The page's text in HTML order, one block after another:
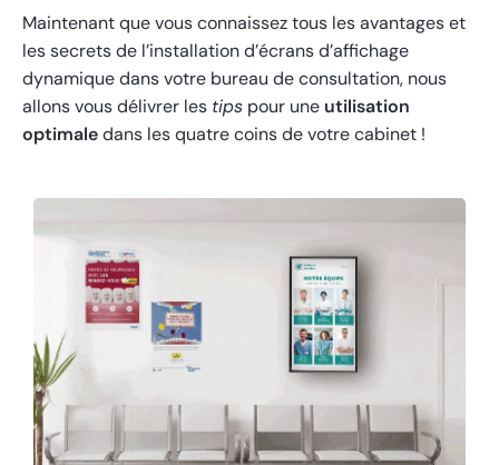
Maintenant que vous connaissez tous les avantages et
les secrets de l’installation d’écrans d’affichage
dynamique dans votre bureau de consultation, nous
allons vous délivrer les tips pour une utilisation
optimaledans les quatre coins de votre cabinet !